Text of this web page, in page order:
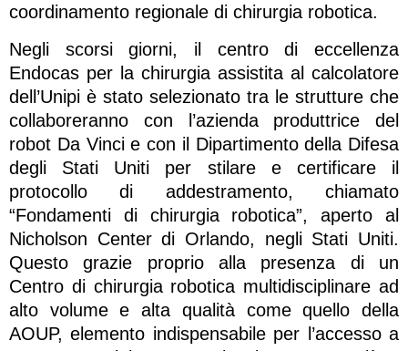
coordinamento regionale di chirurgia robotica.
Negli scorsi giorni, il centro di eccellenza
Endocas per la chirurgia assistita al calcolatore
dell’Unipi è stato selezionato tra le strutture che
collaboreranno con l’azienda produttrice del
robot Da Vinci e con il Dipartimento della Difesa
degli Stati Uniti per stilare e certificare il
protocollo di addestramento, chiamato
“Fondamenti di chirurgia robotica”, aperto al
Nicholson Center di Orlando, negli Stati Uniti.
Questo grazie proprio alla presenza di un
Centro di chirurgia robotica multidisciplinare ad
alto volume e alta qualità come quello della
AOUP, elemento indispensabile per l’accesso a